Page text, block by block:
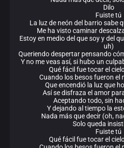
Dilo
Fuiste tú
La luz de neón del barrio sabe
Me ha visto caminar
Estoy en medio del que soy y del
uh)
Queriendo despertar pensando
Y no me veas así, si hubo un
Qué fácil fue tocar el
Cuando los besos fueron el
Que encendió la luz que
Así se disfraza el amor
Aceptando todo, sin
Y dejando al tiempo la
Nada más que decir (oh,
Solo queda
Fuiste tú
Qué fácil fue tocar el